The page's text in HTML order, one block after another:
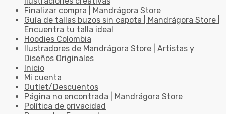
Finalizar compra | Mandrágora Store
Guía de tallas buzos sin capota | Mandrágora Store |
Encuentra tu talla ideal
Hoodies Colombia
Ilustradores de Mandrágora Store | Artistas y
Diseños Originales
Inicio
Mi cuenta
Outlet/Descuentos
Página no encontrada | Mandrágora Store
Política de privacidad